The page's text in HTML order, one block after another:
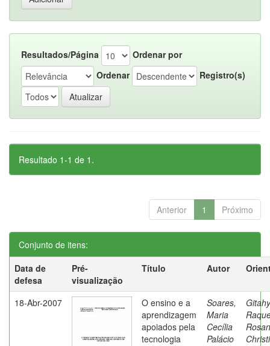
Resultados/Página
Ordenar por
Ordenar
Registro(s)
Resultado 1-1 de 1.
Anterior 1 Próximo
Conjunto de itens:
Data de
defesa
Pré-
visualização
Título Autor
18-Abr-2007
O ensino e a
aprendizagem
apoiados pela
tecnologia
Soares,
Maria
Cecília
Palácio
Rosan